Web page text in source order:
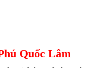
Quốc Lâm